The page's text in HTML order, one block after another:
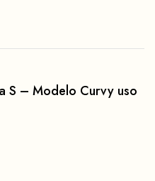
S – Modelo Curvy uso